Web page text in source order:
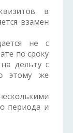
в
взамен
не с
по сроку
дельту с
этому же
периода и